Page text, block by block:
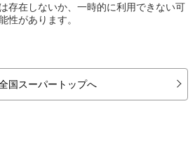
存在しないか、一時的に利用できない可
性があります。
国スーパートップへ